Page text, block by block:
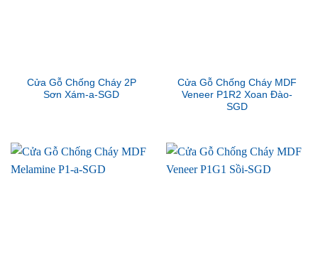
Cửa Gỗ Chống Cháy 2P
Sơn Xám-a-SGD
Cửa Gỗ Chống Cháy MDF
Veneer P1R2 Xoan Đào-
SGD